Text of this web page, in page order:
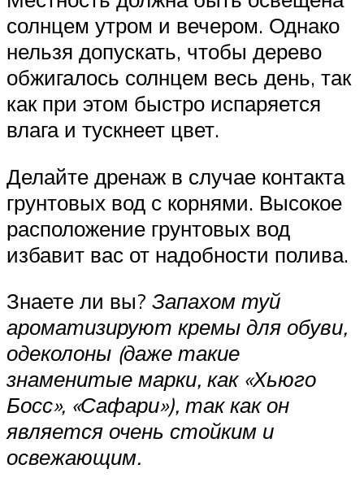
солнцем утром и вечером. Однако
нельзя допускать, чтобы дерево
обжигалось солнцем весь день, так
как при этом быстро испаряется
влага и тускнеет цвет.
Делайте дренаж в случае контакта
грунтовых вод с корнями. Высокое
расположение грунтовых вод
избавит вас от надобности полива.
Знаете ли вы? Запахом туй
ароматизируют кремы для обуви,
одеколоны (даже такие
знаменитые марки, как «Хьюго
Босс», «Сафари»), так как он
является очень стойким и
освежающим.